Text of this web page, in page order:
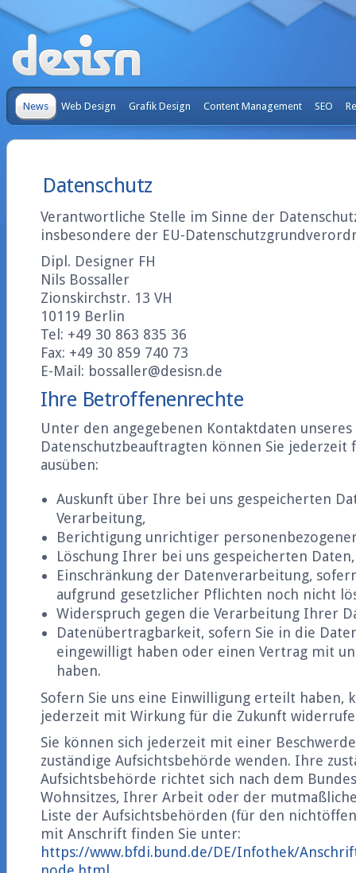
News Web Design Grafik Design Content Management SEO
Datenschutz
Verantwortliche Stelle im Sinne der
insbesondere der EU-
Dipl. Designer FH
Nils Bossaller
Zionskirchstr. 13 VH
10119 Berlin
Tel: +49 30 863 835 36
Fax: +49 30 859 740 73
E-Mail: bossaller@desisn.de
Ihre Betroffenenrechte
Unter den angegebenen Kontaktdaten unseres
Datenschutzbeauftragten können Sie jederzeit
ausüben:
Auskunft über Ihre bei uns gespeicherten
Verarbeitung,
Berichtigung unrichtiger
Löschung Ihrer bei uns gespeicherten Daten,
Einschränkung der Datenverarbeitung,
aufgrund gesetzlicher Pflichten noch nicht
Widerspruch gegen die Verarbeitung Ihrer
Datenübertragbarkeit, sofern Sie in die
eingewilligt haben oder einen Vertrag mit
haben.
Sofern Sie uns eine Einwilligung erteilt haben,
jederzeit mit Wirkung für die Zukunft
Sie können sich jederzeit mit einer
zuständige Aufsichtsbehörde wenden. Ihre
Aufsichtsbehörde richtet sich nach dem
Wohnsitzes, Ihrer Arbeit oder der
Liste der Aufsichtsbehörden (für den
mit Anschrift finden Sie unter:
https://www.bfdi.bund.de/DE/Infothek/